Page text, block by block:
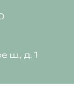
ш., д. 1